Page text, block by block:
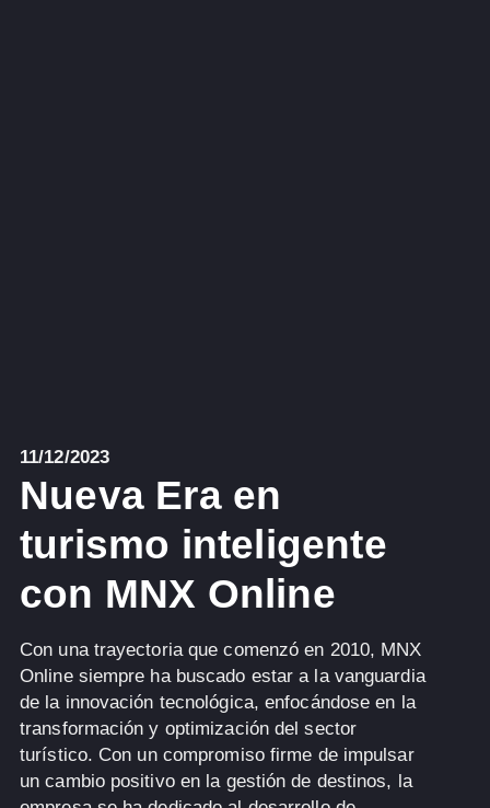
11/12/2023
Nueva Era en
turismo inteligente
con MNX Online
Con una trayectoria que comenzó en 2010, MNX
Online siempre ha buscado estar a la vanguardia
de la innovación tecnológica, enfocándose en la
transformación y optimización del sector
turístico. Con un compromiso firme de impulsar
un cambio positivo en la gestión de destinos, la